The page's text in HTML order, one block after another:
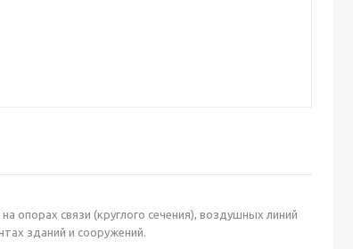
опорах связи (круглого сечения), воздушных линий
зданий и сооружений.